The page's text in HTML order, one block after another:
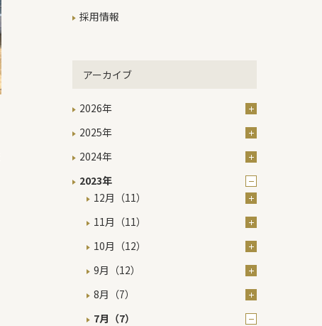
採用情報
アーカイブ
2026年
2025年
2024年
2023年
12月（11）
11月（11）
10月（12）
9月（12）
8月（7）
7月（7）